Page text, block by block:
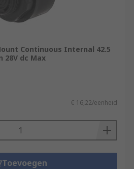
Continuous Internal 42.5
28V dc Max
€ 16,22/eenheid
Toevoegen